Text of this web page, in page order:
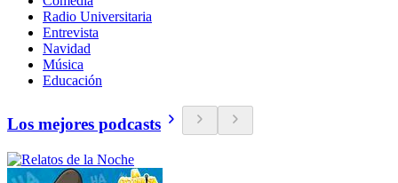
Radio Universitaria
Entrevista
Navidad
Música
Educación
Los mejores podcasts